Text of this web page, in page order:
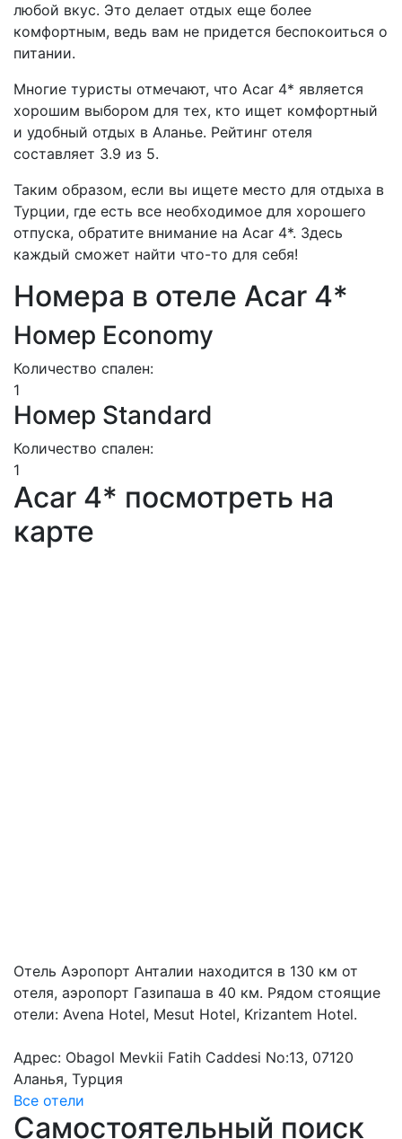
любой вкус. Это делает отдых еще более
комфортным, ведь вам не придется беспокоиться о
питании.
Многие туристы отмечают, что Acar 4* является
хорошим выбором для тех, кто ищет комфортный
и удобный отдых в Аланье. Рейтинг отеля
составляет 3.9 из 5.
Таким образом, если вы ищете место для отдыха в
Турции, где есть все необходимое для хорошего
отпуска, обратите внимание на Acar 4*. Здесь
каждый сможет найти что-то для себя!
Номера в отеле Acar 4*
Номер Economy
Количество спален:
1
Номер Standard
Количество спален:
1
Acar 4* посмотреть на
карте
Отель Аэропорт Анталии находится в 130 км от
отеля, аэропорт Газипаша в 40 км. Рядом стоящие
отели: Avena Hotel, Mesut Hotel, Krizantem Hotel.
Адрес: Obagol Mevkii Fatih Caddesi No:13, 07120
Аланья, Турция
Все отели
Самостоятельный поиск